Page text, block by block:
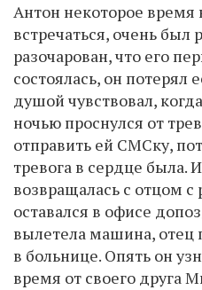
Антон некоторое время
встречаться, очень был
разочарован, что его
состоялась, он потерял
душой чувствовал,
ночью проснулся от
отправить ей СМСку,
тревога в сердце была.
возвращалась с отцом
оставался в офисе
вылетела машина, отец
в больнице. Опять он
время от своего друга